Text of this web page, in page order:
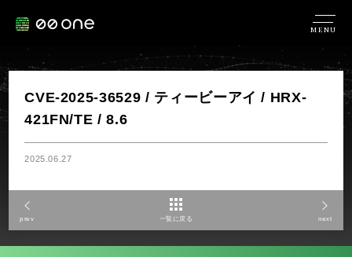
MENU
CVE-2025-36529 / ティービーアイ / HRX-
421FN/TE / 8.6
2025.06.27
prev 一覧に戻る next